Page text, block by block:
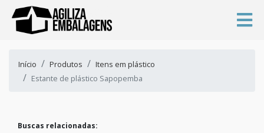
Início Produtos
Itens em plástico
Estante de plástico Sapopemba
Buscas relacionadas: